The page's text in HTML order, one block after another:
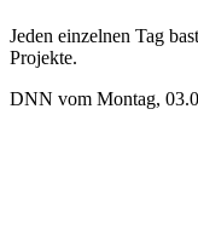
Jeden einzelnen Tag
Projekte.
DNN vom Montag,